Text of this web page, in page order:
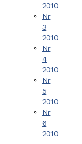
2010
Nr
3
2010
Nr
4
2010
Nr
5
2010
Nr
6
2010